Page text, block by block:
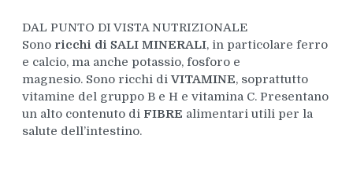
DAL PUNTO DI VISTA NUTRIZIONALE
Sono ricchi di SALI MINERALI, in particolare ferro
e calcio, ma anche potassio, fosforo e
magnesio. Sono ricchi diVITAMINE, soprattutto
vitamine del gruppo B e H e vitamina C. Presentano
un alto contenuto di FIBRE alimentari utili per la
salute dell’intestino.